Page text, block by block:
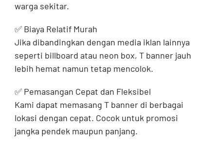
warga sekitar.
✅ Biaya Relatif Murah
Jika dibandingkan dengan media iklan lainnya
seperti billboard atau neon box, T banner jauh
lebih hemat namun tetap mencolok.
✅ Pemasangan Cepat dan Fleksibel
Kami dapat memasang T banner di berbagai
lokasi dengan cepat. Cocok untuk promosi
jangka pendek maupun panjang.